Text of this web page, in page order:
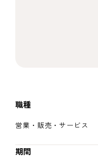
職種
営業・販売・サービス
期間